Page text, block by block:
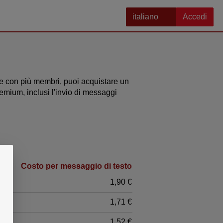
italiano Accedi
con più membri, puoi acquistare un
inclusi l'invio di messaggi
Costo per messaggio di testo
1,90 €
1,71 €